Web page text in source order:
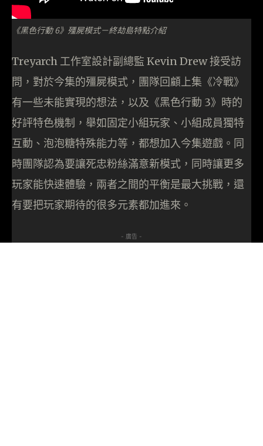
《黑色行動 6》殭屍模式－終劫島特點介紹
Treyarch 工作室設計副總監 Kevin Drew 接受訪
問，對於今集的殭屍模式，團隊回顧上集《冷戰》
有一些未能實現的想法，以及《黑色行動 3》時的
好評特色機制，舉如固定小組玩家、小組成員獨特
互動、泡泡糖特殊能力等，都想加入今集遊戲。同
時團隊認為要讓死忠粉絲滿意新模式，同時讓更多
玩家能快速體驗，兩者之間的平衡是最大挑戰，還
有要把玩家期待的很多元素都加進來。
- 廣告 -